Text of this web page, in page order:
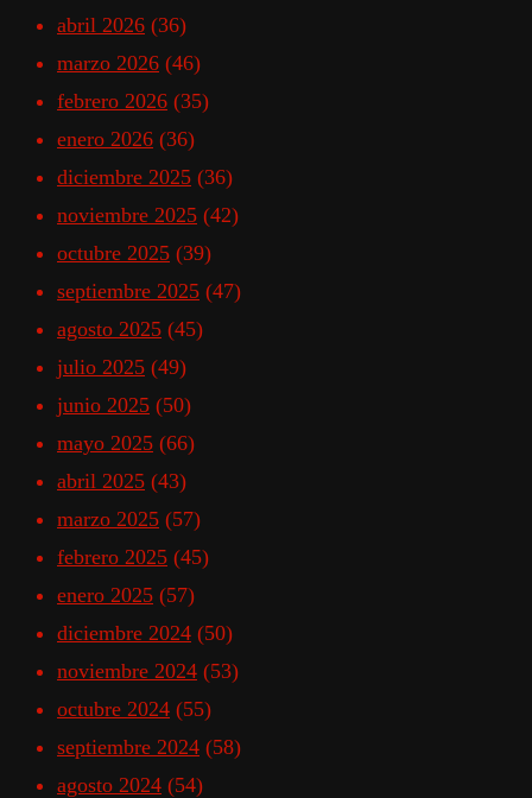
abril 2026 (36)
marzo 2026 (46)
febrero 2026 (35)
enero 2026 (36)
diciembre 2025 (36)
noviembre 2025 (42)
octubre 2025 (39)
septiembre 2025 (47)
agosto 2025 (45)
julio 2025 (49)
junio 2025 (50)
mayo 2025 (66)
abril 2025 (43)
marzo 2025 (57)
febrero 2025 (45)
enero 2025 (57)
diciembre 2024 (50)
noviembre 2024 (53)
octubre 2024 (55)
septiembre 2024 (58)
agosto 2024 (54)